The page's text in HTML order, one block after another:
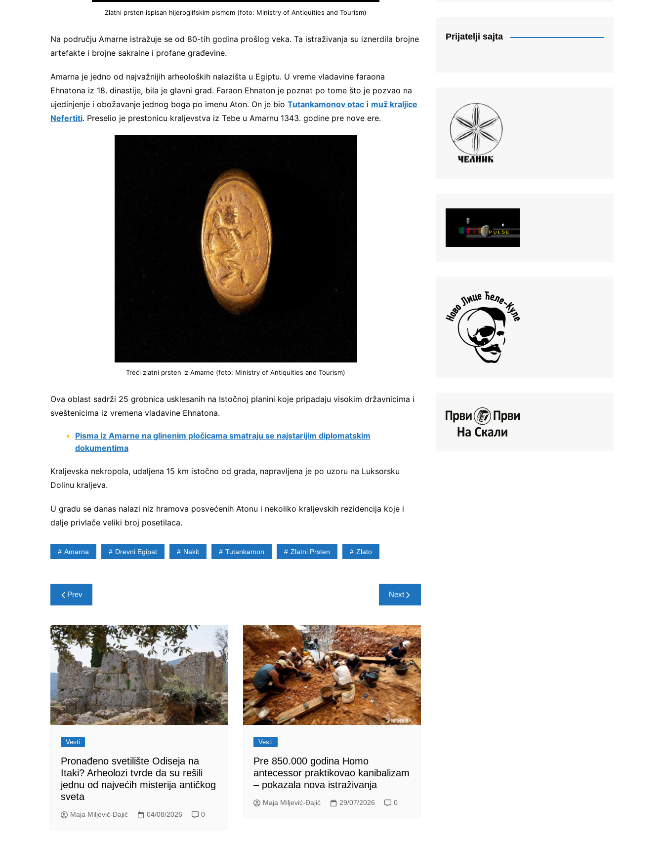
Zlatni prsten ispisan hijeroglifskim pismom (foto: Ministry of Antiquities and Tourism)
Na području Amarne istražuje se od 80-tih godina prošlog veka. Ta istraživanja su iznerdila brojne
artefakte i brojne sakralne i profane građevine.
Amarna je jedno od najvažnijih arheoloških nalazišta u Egiptu. U vreme vladavine faraona
Ehnatona iz 18. dinastije, bila je glavni grad. Faraon Ehnaton je poznat po tome što je pozvao na
ujedinjenje i obožavanje jednog boga po imenu Aton. On je bio Tutankamonov otac i muž kraljice
Nefertiti. Preselio je prestonicu kraljevstva iz Tebe u Amarnu 1343. godine pre nove ere.
Treći zlatni prsten iz Amarne (foto: Ministry of Antiquities and Tourism)
Ova oblast sadrži 25 grobnica usklesanih na Istočnoj planini koje pripadaju visokim državnicima i
sveštenicima iz vremena vladavine Ehnatona.
Pisma iz Amarne na glinenim pločicama smatraju se najstarijim diplomatskim
dokumentima
Kraljevska nekropola, udaljena 15 km istočno od grada, napravljena je po uzoru na Luksorsku
Dolinu kraljeva.
U gradu se danas nalazi niz hramova posvećenih Atonu i nekoliko kraljevskih rezidencija koje i
dalje privlače veliki broj posetilaca.
Registrujte se na Sve o
arheologiji
Budite u toku!
Prijavite se na našu
mejl listu i svake srede u 12h
Ne šaljemo spamove! Pročitajte naša
Amarna Drevni Egipat Nakit Tutankamon Zlatni Prsten Zlato
Post
navigation
Prev Next
Vesti
Pronađeno svetilište Odiseja na
Itaki? Arheolozi tvrde da su rešili
jednu od najvećih misterija antičkog
sveta
Maja Miljević-Đajić 04/08/2026 0
Vesti
Pre 850.000 godina Homo
antecessor praktikovao kanibalizam
– pokazala nova istraživanja
Maja Miljević-Đajić 29/07/2026 0
Prijatelji sajta